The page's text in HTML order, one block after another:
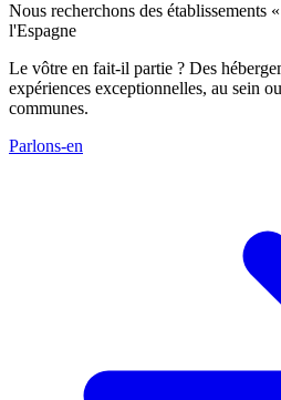
Nous recherchons des établissements
l'Espagne
Le vôtre en fait-il partie ? Des
expériences exceptionnelles, au sein
communes.
Parlons-en